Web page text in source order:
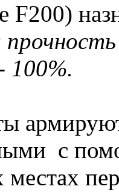
100%.
с
местах